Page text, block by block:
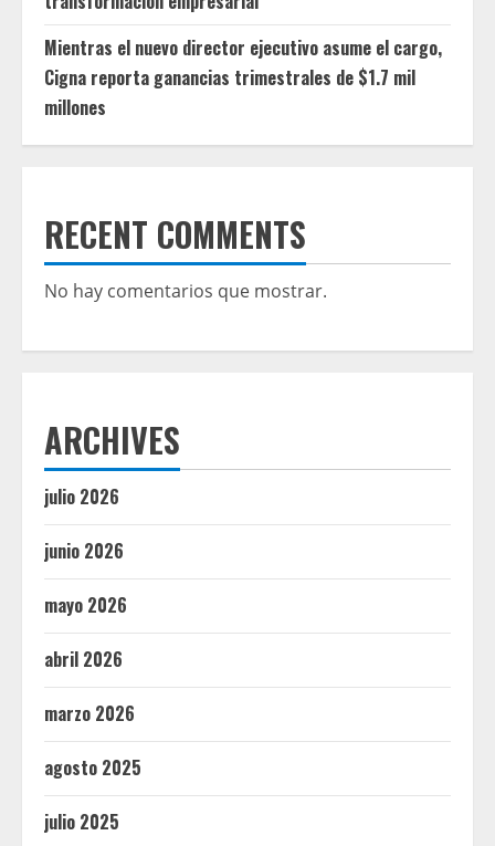
Mientras el nuevo director ejecutivo asume el cargo,
Cigna reporta ganancias trimestrales de $1.7 mil
millones
RECENT COMMENTS
No hay comentarios que mostrar.
ARCHIVES
julio 2026
junio 2026
mayo 2026
abril 2026
marzo 2026
agosto 2025
julio 2025